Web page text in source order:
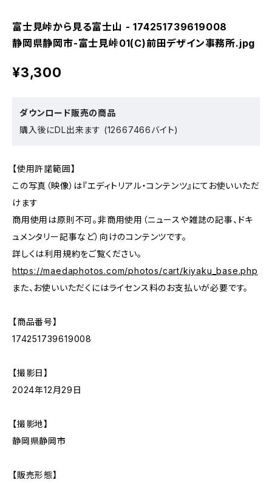
富士見峠から見る富士山 - 174251739619008
静岡県静岡市-富士見峠01(C)前田デザイン事務所.jpg
¥3,300
ダウンロード販売の商品
購入後にDL出来ます (12667466バイト)
【使用許諾範囲】
この写真（映像）は『エディトリアル・コンテンツ』にてお使いいただ
けます
商用使用は原則不可。非商用使用（ニュースや雑誌の記事、ドキ
ュメンタリー記事など）向けのコンテンツです。
詳しくは利用規約をご覧ください。
https://maedaphotos.com/photos/cart/kiyaku_base.php
また、お使いいただくにはライセンス料のお支払いが必要です。
【商品番号】
174251739619008
【撮影日】
2024年12月29日
【撮影地】
静岡県静岡市
【販売形態】